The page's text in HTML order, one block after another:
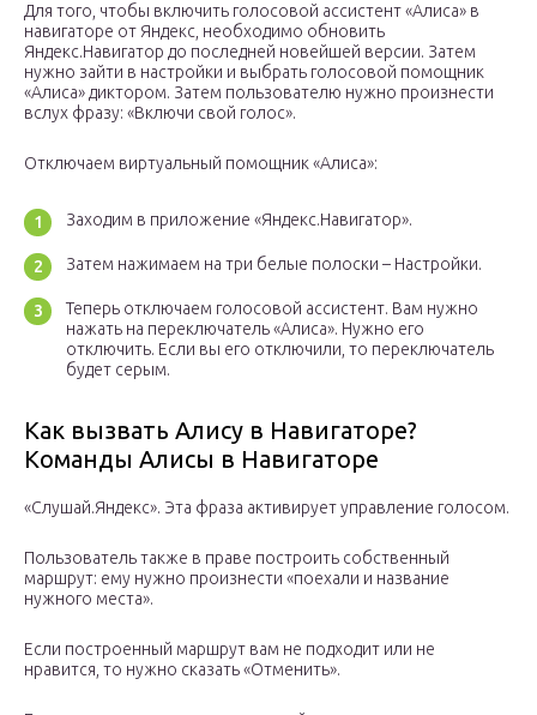
Для того, чтобы включить голосовой ассистент «Алиса» в
навигаторе от Яндекс, необходимо обновить
Яндекс.Навигатор до последней новейшей версии. Затем
нужно зайти в настройки и выбрать голосовой помощник
«Алиса» диктором. Затем пользователю нужно произнести
вслух фразу: «Включи свой голос».
Отключаем виртуальный помощник «Алиса»:
Заходим в приложение «Яндекс.Навигатор».
Затем нажимаем на три белые полоски – Настройки.
Теперь отключаем голосовой ассистент. Вам нужно
нажать на переключатель «Алиса». Нужно его
отключить. Если вы его отключили, то переключатель
будет серым.
Как вызвать Алису в Навигаторе?
Команды Алисы в Навигаторе
«Слушай.Яндекс». Эта фраза активирует управление голосом.
Пользователь также в праве построить собственный
маршрут: ему нужно произнести «поехали и название
нужного места».
Если построенный маршрут вам не подходит или не
нравится, то нужно сказать «Отменить».